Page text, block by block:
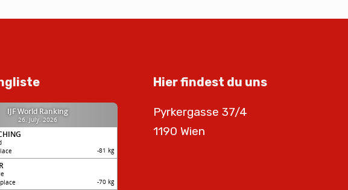
Hier findest du uns
Pyrkergasse 37/4
1190 Wien